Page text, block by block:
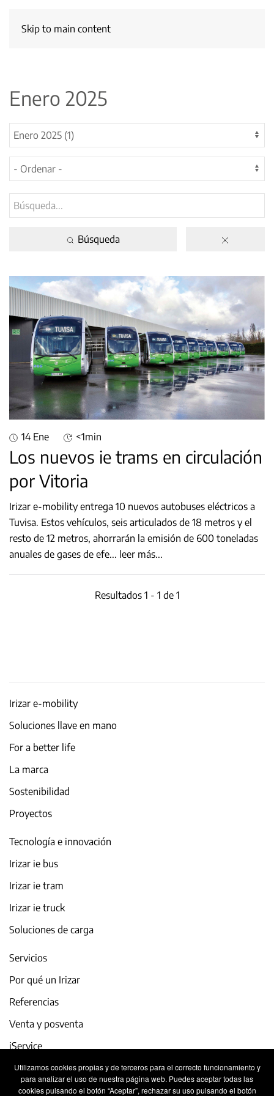
Utilizamos cookies propias y de terceros para el correcto funcionamiento y
para analizar el uso de nuestra página web. Puedes aceptar todas las
cookies pulsando el botón “Aceptar”, rechazar su uso pulsando el botón
Skip to main content
Enero 2025
Búsqueda
14 Ene <1min
Los nuevos ie trams en circulación
por Vitoria
Irizar e-mobility entrega 10 nuevos autobuses eléctricos a
Tuvisa. Estos vehículos, seis articulados de 18 metros y el
resto de 12 metros, ahorrarán la emisión de 600 toneladas
anuales de gases de efe... leer más...
Resultados 1 - 1 de 1
Irizar e-mobility
Soluciones llave en mano
For a better life
La marca
Sostenibilidad
Proyectos
Tecnología e innovación
Irizar ie bus
Irizar ie tram
Irizar ie truck
Soluciones de carga
Servicios
Por qué un Irizar
Referencias
Venta y posventa
iService
Actualidad y eventos